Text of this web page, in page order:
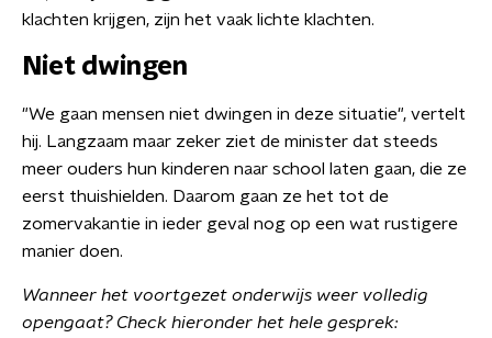
klachten krijgen, zijn het vaak lichte klachten.
Niet dwingen
"We gaan mensen niet dwingen in deze situatie", vertelt
hij. Langzaam maar zeker ziet de minister dat steeds
meer ouders hun kinderen naar school laten gaan, die ze
eerst thuishielden. Daarom gaan ze het tot de
zomervakantie in ieder geval nog op een wat rustigere
manier doen.
Wanneer het voortgezet onderwijs weer volledig
opengaat? Check hieronder het hele gesprek: